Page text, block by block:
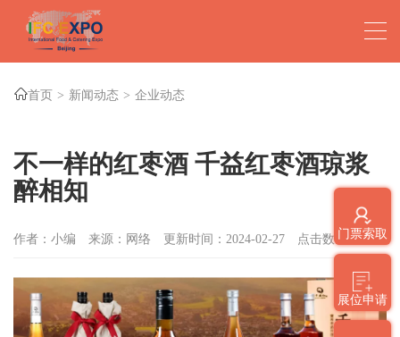
门票索取
展位申请
首页 新闻动态 企业动态
不一样的红枣酒 千益红枣酒琼浆
醉相知
作者：小编 来源：网络 更新时间：2024-02-27 点击数：1244